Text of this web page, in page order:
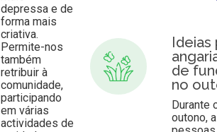
depressa e de
forma mais
criativa.
Permite-nos
também
retribuir à
comunidade,
participando
em várias
actividades de
Ideias
de
no
Durante
outono,